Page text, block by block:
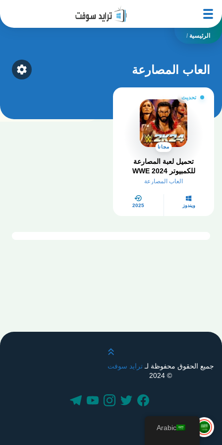
الرئيسية /
العاب المصارعة
تحديث
مجانا
تحميل لعبة المصارعة
للكمبيوتر​ WWE 2024
للكمبيوتر جميع الاصدارات
العاب المصارعة
ويندوز 2025
قم بالتمرير لأعلى
جميع الحقوق محفوظة لـترايد سوفت
© 2024
Arabic